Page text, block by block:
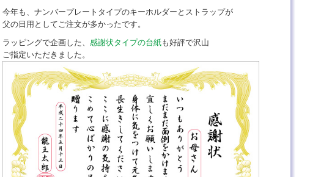
今年も、ナンバープレートタイプのキーホルダーとストラップが
父の日用としてご注文が多かったです。
ラッピングで企画した、 感謝状タイプの台紙も好評で沢山
ご指定いただきました。